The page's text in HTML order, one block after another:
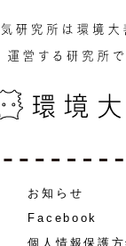
お知らせ
Facebook
個人情報保護方